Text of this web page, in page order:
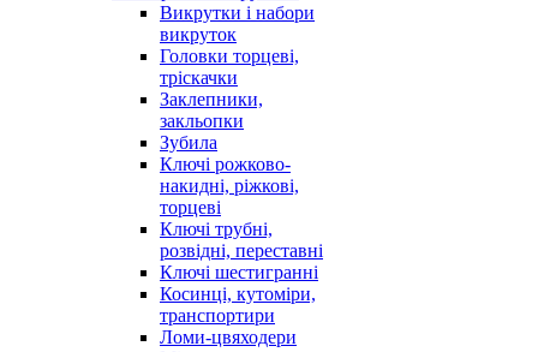
Викрутки і набори
викруток
Головки торцеві,
тріскачки
Заклепники,
закльопки
Зубила
Ключі рожково-
накидні, ріжкові,
торцеві
Ключі трубні,
розвідні, переставні
Ключі шестигранні
Косинці, кутоміри,
транспортири
Ломи-цвяходери